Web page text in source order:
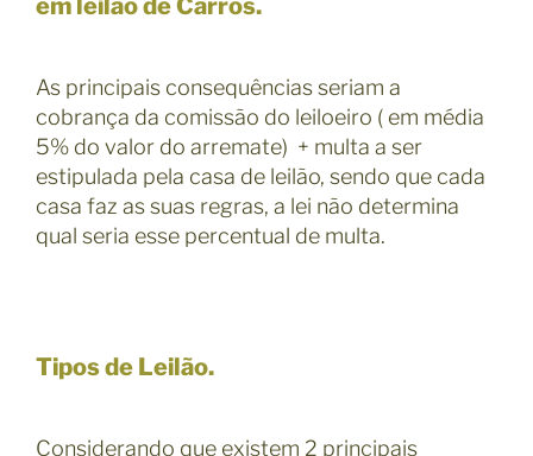
em leilão de Carros.
As principais consequências seriam a
cobrança da comissão do leiloeiro ( em média
5% do valor do arremate) + multa a ser
estipulada pela casa de leilão, sendo que cada
casa faz as suas regras, a lei não determina
qual seria esse percentual de multa.
Tipos de Leilão.
Considerando que existem 2 principais